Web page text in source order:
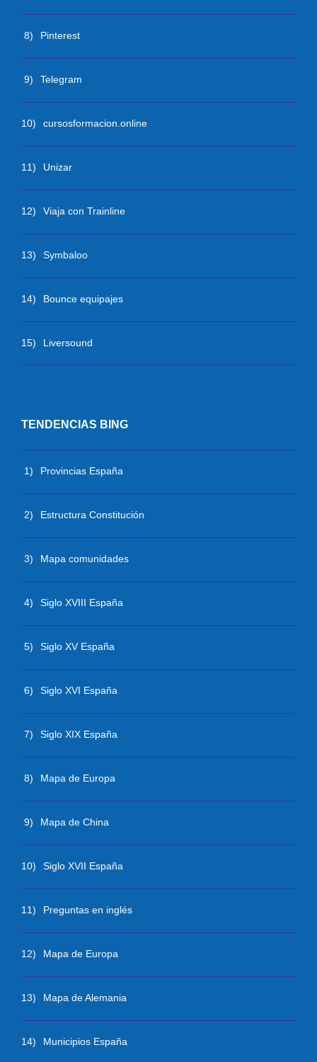
8) Pinterest
9) Telegram
10) cursosformacion.online
11) Unizar
12) Viaja con Trainline
13) Symbaloo
14) Bounce equipajes
15) Liversound
TENDENCIAS BING
1) Provincias España
2) Estructura Constitución
3) Mapa comunidades
4) Siglo XVIII España
5) Siglo XV España
6) Siglo XVI España
7) Siglo XIX España
8) Mapa de Europa
9) Mapa de China
10) Siglo XVII España
11) Preguntas en inglés
12) Mapa de Europa
13) Mapa de Alemania
14) Municipios España